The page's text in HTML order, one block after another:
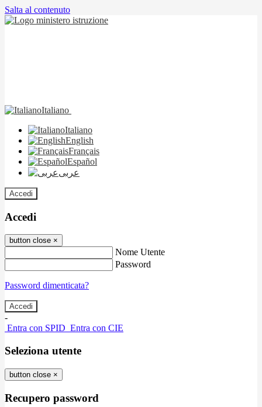
Salta al contenuto
Italiano
Italiano
English
Français
Español
عربى
Accedi
Accedi
button close ×
Nome Utente
Password
Password dimenticata?
-
Entra con SPID Entra con CIE
Seleziona utente
button close ×
Recupero password